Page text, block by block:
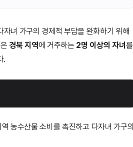
녀 가구의 경제적 부담을 완화하기 위해
은경북 지역에 거주하는 2명 이상의 자녀 를
.
농수산물 소비를 촉진하고 다자녀 가구의